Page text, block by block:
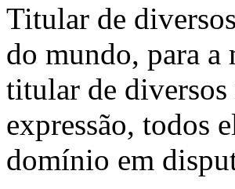
Titular de
do mundo, para
titular de diversos
expressão, todos
domínio em